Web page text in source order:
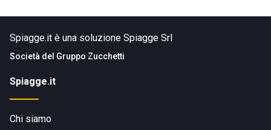
Spiagge.it è una soluzione Spiagge Srl
Società del Gruppo Zucchetti
Spiagge.it
Chi siamo